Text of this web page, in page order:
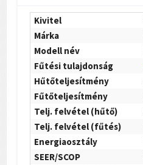
Kivitel
Márka
Modell név
Fűtési tulajdonság
Hűtőteljesítmény
Fűtőteljesítmény
Telj. felvétel (hűtő)
Telj. felvétel (fűtés)
Energiaosztály
SEER/SCOP